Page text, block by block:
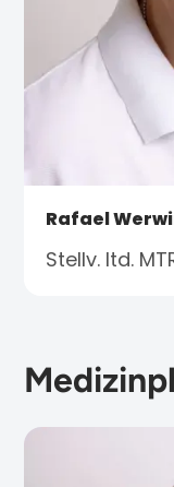
Rafael
Stellv. ltd.